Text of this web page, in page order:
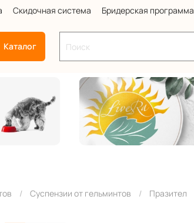
Скидочная система Бридерская программа
Каталог
Суспензии от гельминтов Празител